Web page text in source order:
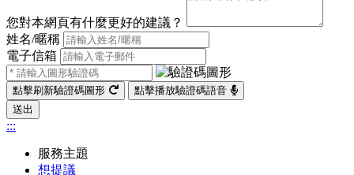
您對本網頁有什麼更好的建議？
姓名/暱稱
電子信箱
點擊刷新驗證碼圖形
點擊播放驗證碼語音
送出
:::
服務主題
想提議